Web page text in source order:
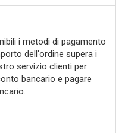
i metodi di pagamento
dell'ordine supera i
servizio clienti per
bancario e pagare